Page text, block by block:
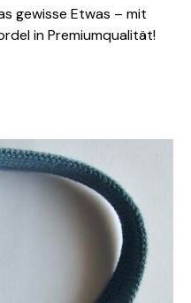
gewisse Etwas – mit
in Premiumqualität!